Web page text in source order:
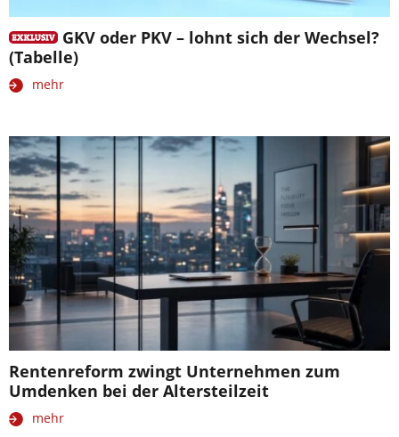
GKV oder PKV – lohnt sich der Wechsel?
(Tabelle)
mehr
Rentenreform zwingt Unternehmen zum
Umdenken bei der Altersteilzeit
mehr